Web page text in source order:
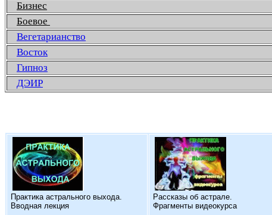
Бизнес
Боевое
Вегетарианство
Восток
Гипноз
ДЭИР
Практика астрального выхода.
Вводная лекция
Рассказы об астрале.
Фрагменты видеокурса